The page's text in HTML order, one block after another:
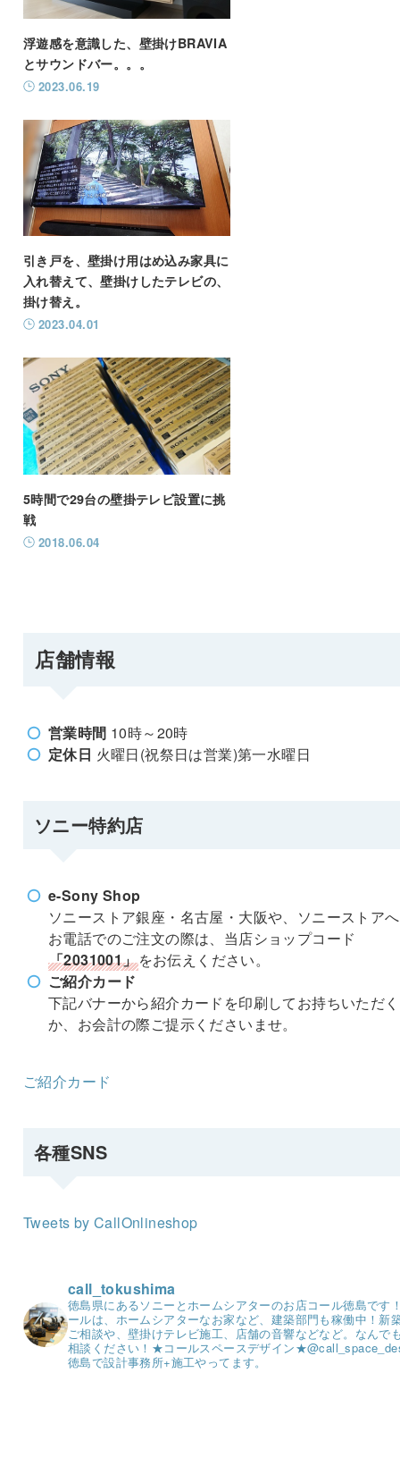
浮遊感を意識した、壁掛けBRAVIA
とサウンドバー。。。
2023.06.19
引き戸を、壁掛け用はめ込み家具に
入れ替えて、壁掛けしたテレビの、
掛け替え。
2023.04.01
5時間で29台の壁掛テレビ設置に挑
戦
2018.06.04
店舗情報
営業時間 10時～20時
定休日 火曜日(祝祭日は営業)第一水曜日
ソニー特約店
e-Sony Shop
ソニーストア銀座・名古屋・大阪や、ソニーストア
お電話でのご注文の際は、当店ショップコード
「2031001」をお伝えください。
ご紹介カード
下記バナーから紹介カードを印刷してお持ちいただく
か、お会計の際ご提示くださいませ。
ご紹介カード
各種SNS
Tweets by CallOnlineshop
call_tokushima
徳島県にあるソニーとホームシアターのお店コール徳島です
ールは、ホームシアターなお家など、建築部門も稼働中！ 新
ご相談や、壁掛けテレビ施工、店舗の音響などなど。 なんで
相談ください！ ★コールスペースデザイン★
徳島で設計事務所+施工やってます。